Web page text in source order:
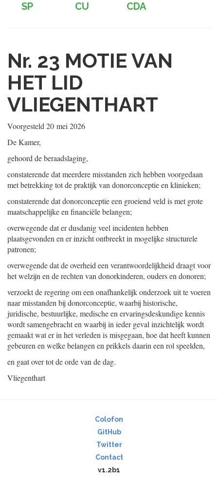
SP
CU CDA
Nr. 23 MOTIE VAN
HET LID
VLIEGENTHART
Voorgesteld 20 mei 2026
De Kamer,
gehoord de beraadslaging,
constaterende dat meerdere misstanden zich hebben voorgedaan
met betrekking tot de praktijk van donorconceptie en klinieken;
constaterende dat donorconceptie een groeiend veld is met grote
maatschappelijke en financiële belangen;
overwegende dat er dusdanig veel incidenten hebben
plaatsgevonden en er inzicht ontbreekt in mogelijke structurele
patronen;
overwegende dat de overheid een verantwoordelijkheid draagt voor
het welzijn en de rechten van donorkinderen, ouders en donoren;
verzoekt de regering om een onafhankelijk onderzoek uit te voeren
naar misstanden bij donorconceptie, waarbij historische,
juridische, bestuurlijke, medische en ervaringsdeskundige kennis
wordt samengebracht en waarbij in ieder geval inzichtelijk wordt
gemaakt wat er in het verleden is misgegaan, hoe dat heeft kunnen
gebeuren en welke belangen en prikkels daarin een rol speelden,
en gaat over tot de orde van de dag.
Vliegenthart
Colofon
GitHub
Twitter
Contact
v1.2b1